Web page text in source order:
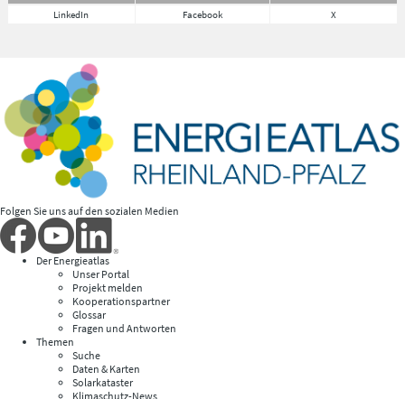
LinkedIn Facebook X
Folgen Sie uns auf den sozialen Medien
Der Energieatlas
Unser Portal
Projekt melden
Kooperationspartner
Glossar
Fragen und Antworten
Themen
Suche
Daten & Karten
Solarkataster
Klimaschutz-News